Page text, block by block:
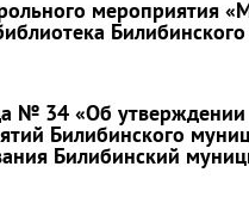
мероприятия
№ 34 «Об
Билибинского
Билибинский